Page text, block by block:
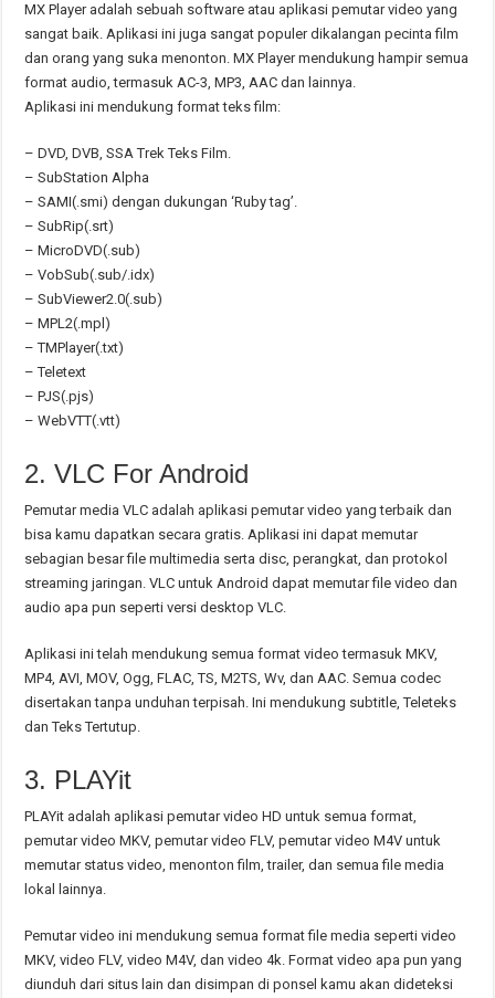
MX Player adalah sebuah software atau aplikasi pemutar video yang
sangat baik. Aplikasi ini juga sangat populer dikalangan pecinta film
dan orang yang suka menonton. MX Player mendukung hampir semua
format audio, termasuk AC-3, MP3, AAC dan lainnya.
Aplikasi ini mendukung format teks film:
– DVD, DVB, SSA Trek Teks Film.
– SubStation Alpha
– SAMI(.smi) dengan dukungan ‘Ruby tag’.
– SubRip(.srt)
– MicroDVD(.sub)
– VobSub(.sub/.idx)
– SubViewer2.0(.sub)
– MPL2(.mpl)
– TMPlayer(.txt)
– Teletext
– PJS(.pjs)
– WebVTT(.vtt)
2. VLC For Android
Pemutar media VLC adalah aplikasi pemutar video yang terbaik dan
bisa kamu dapatkan secara gratis. Aplikasi ini dapat memutar
sebagian besar file multimedia serta disc, perangkat, dan protokol
streaming jaringan. VLC untuk Android dapat memutar file video dan
audio apa pun seperti versi desktop VLC.
Aplikasi ini telah mendukung semua format video termasuk MKV,
MP4, AVI, MOV, Ogg, FLAC, TS, M2TS, Wv, dan AAC. Semua codec
disertakan tanpa unduhan terpisah. Ini mendukung subtitle, Teleteks
dan Teks Tertutup.
3. PLAYit
PLAYit adalah aplikasi pemutar video HD untuk semua format,
pemutar video MKV, pemutar video FLV, pemutar video M4V untuk
memutar status video, menonton film, trailer, dan semua file media
lokal lainnya.
Pemutar video ini mendukung semua format file media seperti video
MKV, video FLV, video M4V, dan video 4k. Format video apa pun yang
diunduh dari situs lain dan disimpan di ponsel kamu akan dideteksi